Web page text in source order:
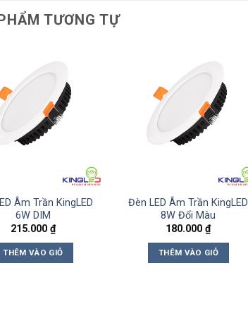
TƯƠNG TỰ
Âm Trần KingLED
6W DIM
215.000 ₫
THÊM VÀO GIỎ
Đèn LED Âm Trần KingLED
8W Đổi Màu
180.000₫
THÊM VÀO GIỎ